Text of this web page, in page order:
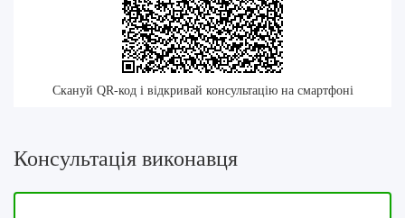
Скануй QR-код і відкривай консультацію на смартфоні
Консультація виконавця